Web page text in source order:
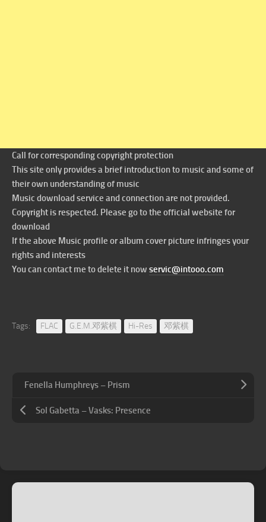
Call for corresponding copyright protection
This site only provides a brief introduction to music and some of
their own understanding of music
Music download service and connection are not provided.
Copyright is respected. Please go to the official website for
download
If the above Music profile or album cover picture infringes your
rights and interests
You can contact me to delete it now servic@intooo.com
Tags: FLAC G.E.M.邓紫棋 Hi-Res 邓紫棋
Fenella Humphreys – Prism
Sol Gabetta – Vasks: Presence